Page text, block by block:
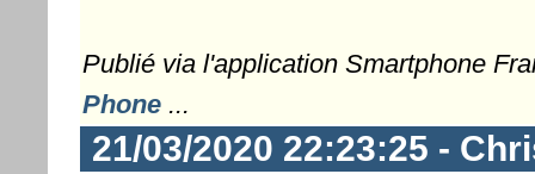
Publié via l'application Smartphone
Phone ...
21/03/2020 22:23:25 -